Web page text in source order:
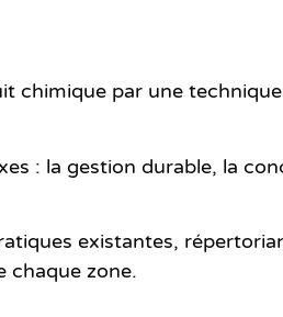
par une technique
: la gestion durable, la
existantes,
chaque zone.